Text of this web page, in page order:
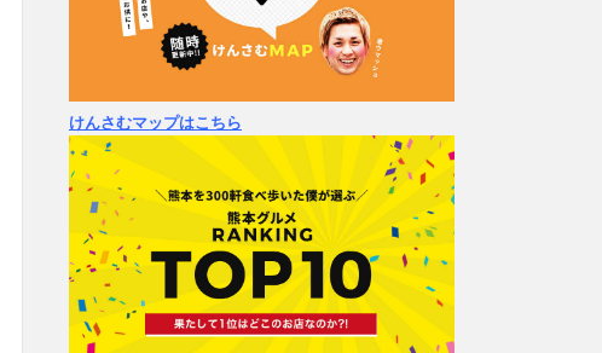
けんさむマップはこちら